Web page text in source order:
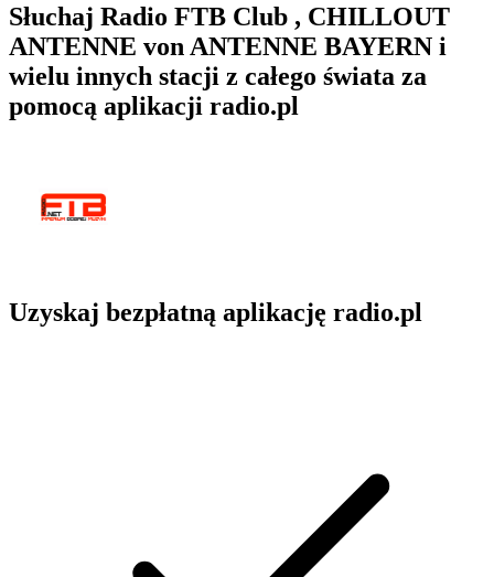
Słuchaj Radio FTB Club , CHILLOUT
ANTENNE von ANTENNE BAYERN i
wielu innych stacji z całego świata za
pomocą aplikacji radio.pl
Uzyskaj bezpłatną aplikację radio.pl